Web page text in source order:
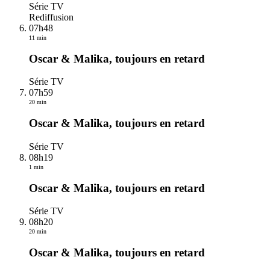
Série TV
Rediffusion
07h48
11 min
Oscar & Malika, toujours en retard
Série TV
07h59
20 min
Oscar & Malika, toujours en retard
Série TV
08h19
1 min
Oscar & Malika, toujours en retard
Série TV
08h20
20 min
Oscar & Malika, toujours en retard